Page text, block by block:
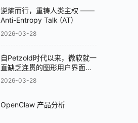
逆熵而行，重铸人类主权 ——
Anti-Entropy Talk (AT)
2026-03-28
自Petzold时代以来，微软就一
直缺乏连贯的图形用户界面
（GUI）策略
2026-03-28
OpenClaw 产品分析